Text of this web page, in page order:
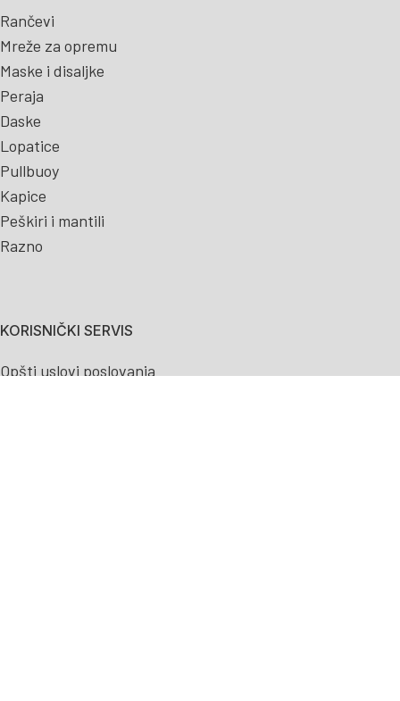
Rančevi
Mreže za opremu
Maske i disaljke
Peraja
Daske
Lopatice
Pullbuoy
Kapice
Peškiri i mantili
Razno
KORISNIČKI SERVIS
Opšti uslovi poslovanja